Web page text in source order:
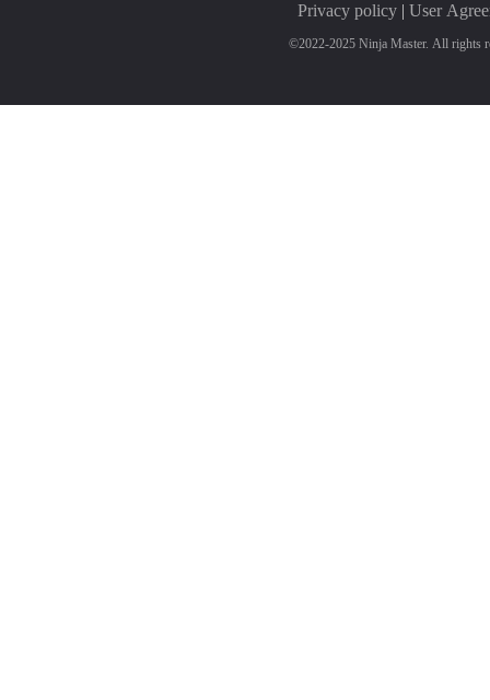
Privacy policy | User
©2022-2025 Ninja Master. All rights